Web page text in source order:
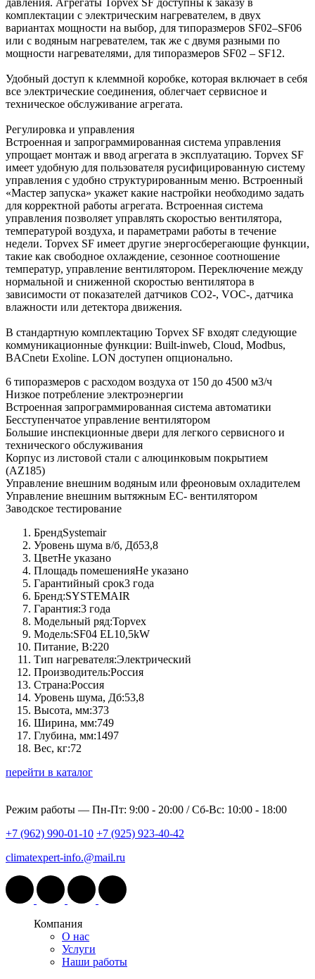
давления. Агрегаты Topvex SF доступны к заказу в
комплектации с электрическим нагревателем, в двух
вариантах мощности на выбор, для типоразмеров SF02–SF06
или с водяным нагревателем, так же с двумя разными по
мощности нагревателями, для типоразмеров SF02 – SF12.
Удобный доступ к клеммной коробке, которая включает в себя
все электрические соединения, облегчает сервисное и
техническое обслуживание агрегата.
Регулировка и управления
Встроенная и запрограммированная система управления
упрощает монтаж и ввод агрегата в эксплуатацию. Topvex SF
имеет удобную для пользователя русифицированную систему
управления с удобно структурированным меню. Встроенный
«Мастер запуска» укажет какие настройки необходимо задать
для корректной работы агрегата. Встроенная система
управления позволяет управлять скоростью вентилятора,
температурой воздуха, и параметрами работы в течение
недели. Topvex SF имеет другие энергосберегающие функции,
такие как свободное охлаждение, сезонное соотношение
температур, управление вентилятором. Переключение между
нормальной и сниженной скоростью вентилятора в
зависимости от показателей датчиков CO2-, VOC-, датчика
влажности или детектора движения.
В стандартную комплектацию Topvex SF входят следующие
коммуникационные функции: Built-inweb, Cloud, Modbus,
BACnetи Exoline. LON доступен опционально.
6 типоразмеров с расходом воздуха от 150 до 4500 м3/ч
Низкое потребление электроэнергии
Встроенная запрограммированная система автоматики
Бесступенчатое управление вентилятором
Большие инспекционные двери для легкого сервисного и
технического обслуживания
Корпус из листовой стали с алюцинковым покрытием
(AZ185)
Управление внешним водяным или фреоновым охладителем
Управление внешним вытяжным EC- вентилятором
Заводское тестирование
БрендSystemair
Уровень шума в/б, Дб53,8
ЦветНе указано
Площадь помешенияНе указано
Гарантийный срок3 года
Бренд:SYSTEMAIR
Гарантия:3 года
Модельный ряд:Topvex
Модель:SF04 EL10,5kW
Питание, В:220
Тип нагревателя:Электрический
Производитель:Россия
Страна:Россия
Уровень шума, Дб:53,8
Высота, мм:373
Ширина, мм:749
Глубина, мм:1497
Вес, кг:72
перейти в каталог
Режим работы — Пн-Пт: 9:00 - 20:00 / Сб-Вс: 10:00 - 18:00
+7 (962) 990-01-10 +7 (925) 923-40-42
climatexpert-info.@mail.ru
Компания
О нас
Услуги
Наши работы